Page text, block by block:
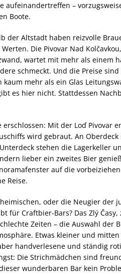
aufeinandertreffen –
Boote.
der Altstadt haben reizvolle
Die Pivovar Nad
wartet mit mehr als einem
schmeckt. Und die Preise
mehr als ein Glas
es hier nicht. Stattdessen
Mit der Loď Pivovar
wird gebraut. An Oberdeck
stehen die Lagerkeller
lieber ein zweites Bier
auf die
Reise.
oder die Neugier der
für Craftbier-Bars? Das Zlý Časy,
Zeiten – die Auswahl der
Etwas kleiner und
handverlesene und ständig
Die Strichmädchen sind
wunderbaren Bar kein